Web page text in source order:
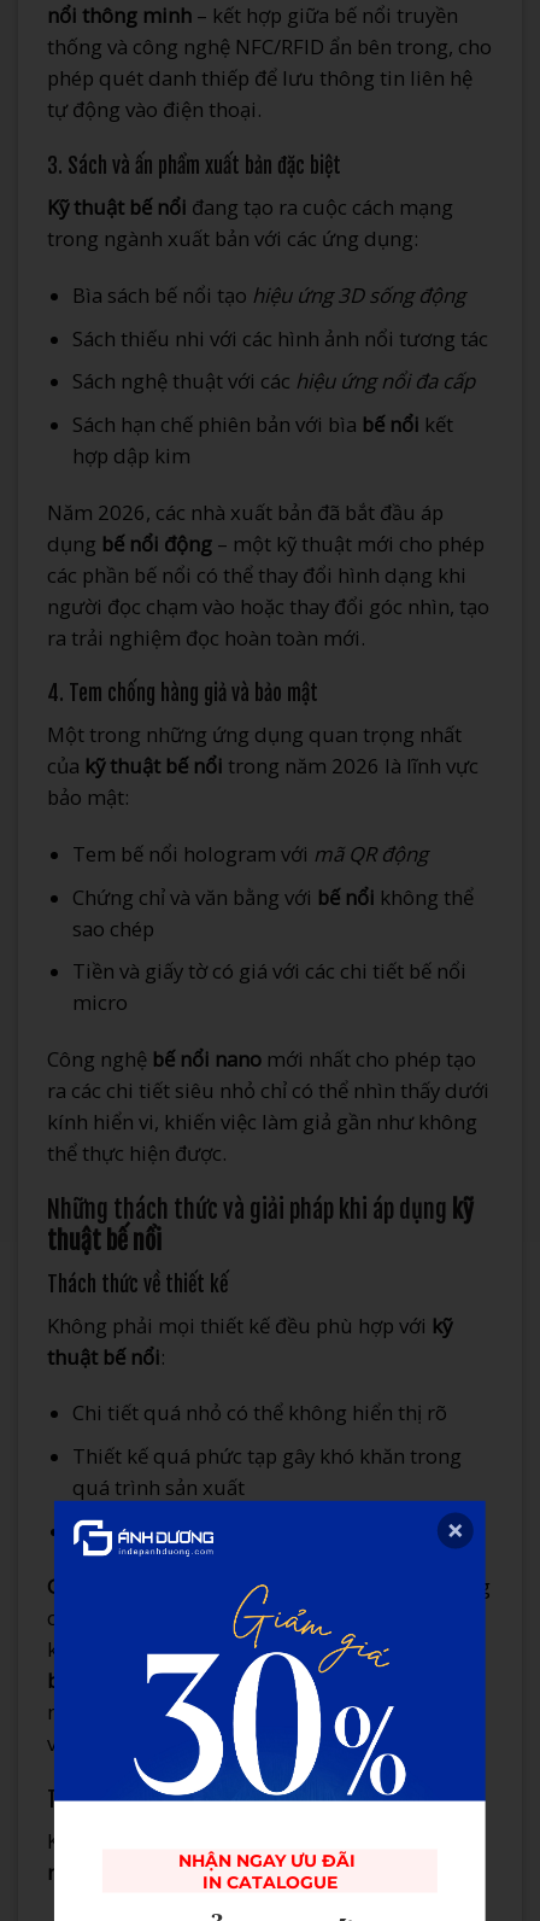
nổi thông minh – kết hợp giữa bế nổi truyền
thống và công nghệ NFC/RFID ẩn bên trong, cho
phép quét danh thiếp để lưu thông tin liên hệ
tự động vào điện thoại.
3. Sách và ấn phẩm xuất bản đặc biệt
Kỹ thuật bế nổi đang tạo ra cuộc cách mạng
trong ngành xuất bản với các ứng dụng:
Bìa sách bế nổi tạo hiệu ứng 3D sống động
Sách thiếu nhi với các hình ảnh nổi tương tác
Sách nghệ thuật với các hiệu ứng nổi đa cấp
Sách hạn chế phiên bản với bìa bế nổi kết
hợp dập kim
Năm 2026, các nhà xuất bản đã bắt đầu áp
dụng bế nổi động – một kỹ thuật mới cho phép
các phần bế nổi có thể thay đổi hình dạng khi
người đọc chạm vào hoặc thay đổi góc nhìn, tạo
ra trải nghiệm đọc hoàn toàn mới.
4. Tem chống hàng giả và bảo mật
Một trong những ứng dụng quan trọng nhất
của kỹ thuật bế nổi trong năm 2026 là lĩnh vực
bảo mật:
Tem bế nổi hologram với mã QR động
Chứng chỉ và văn bằng với bế nổi không thể
sao chép
Tiền và giấy tờ có giá với các chi tiết bế nổi
micro
Công nghệ bế nổi nano mới nhất cho phép tạo
ra các chi tiết siêu nhỏ chỉ có thể nhìn thấy dưới
kính hiển vi, khiến việc làm giả gần như không
thể thực hiện được.
Những thách thức và giải pháp khi áp dụng kỹ
thuật bế nổi
Thách thức về thiết kế
Không phải mọi thiết kế đều phù hợp với kỹ
thuật bế nổi:
Chi tiết quá nhỏ có thể không hiển thị rõ
Thiết kế quá phức tạp gây khó khăn trong
quá trình sản xuất
Cần cân nhắc giữa thẩm mỹ và tính khả thi
Giải pháp
: Tại In Ấn Ánh Dương, chúng tôi cung
cấp dịch vụ tư vấn thiết kế chuyên nghiệp, giúp
khách hàng tối ưu hóa file thiết kế cho
bế nổi
. Đội ngũ chuyên gia với kinh nghiệm 15
năm sẽ đảm bảo thiết kế của bạn vừa đẹp mắt
vừa khả thi về mặt kỹ thuật.
Thách thức về chất liệu
Không phải mọi loại giấy đều cho kết quả
nổi
NHẬN NGAY ƯU ĐÃI
IN CATALOGUE